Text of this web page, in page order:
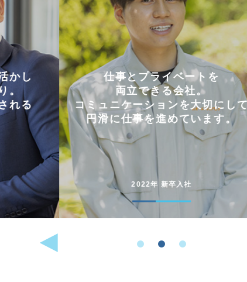
を
にして
す。
会社を選んだ理由は
「これまでに働いた経験が
いかせるから」。
能動的に行動することが
好きな人には
向いている仕事です。
2022年 中途入社